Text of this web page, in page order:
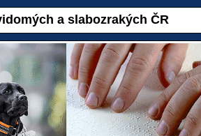
a slabozrakých ČR